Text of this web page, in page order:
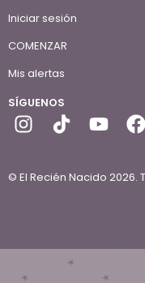
Iniciar sesión
COMENZAR
Mis alertas
SÍGUENOS
© El Recién Nacido